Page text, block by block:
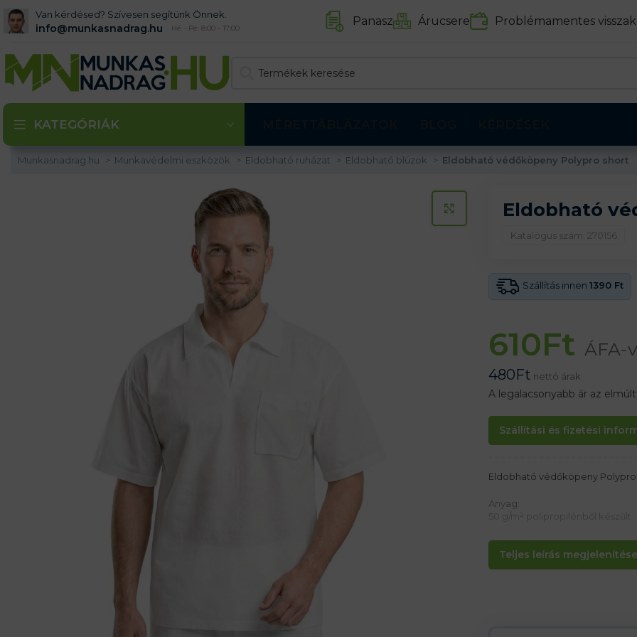
Van kérdésed? Szívesen segítünk Önnek.
info@munkasnadrag.hu Hé - Pé: 8:00 - 17:00 Panasz Árucsere Problémamentes
KATEGÓRIÁK
Munkasnadrag.hu Munkavédelmi eszközök Eldobható ruházat Eldobható blúzok Eldobható védőköpeny Polypro short
KATTINTS A KINAGYÍTÁSHOZ
Eldobható
Katalógus szám: 270156
Szállítás innen 1390 Ft
610Ft ÁFA-
480Ft nettó árak
A legalacsonyabb ár az
Szállítási és fizetési
Teljes leírás
Eldobható védőköpeny
Anyag:
50 g/m² polipropilénből készült
Jellemzők:
– Nincs cipzár
– Rövid ujjú